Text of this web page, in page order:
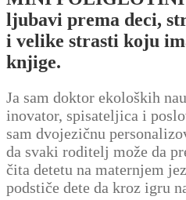
ljubavi prema deci,
i velike strasti koju
knjige.
Ja sam doktor ekoloških
inovator, spisateljica i
sam dvojezičnu
da svaki roditelj može da
čita detetu na maternjem
podstiče dete da kroz igru